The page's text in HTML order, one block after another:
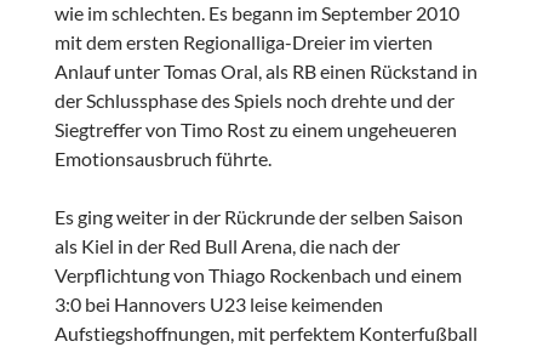
wie im schlechten. Es begann im September 2010
mit dem ersten Regionalliga-Dreier im vierten
Anlauf unter Tomas Oral, als RB einen Rückstand in
der Schlussphase des Spiels noch drehte und der
Siegtreffer von Timo Rost zu einem ungeheueren
Emotionsausbruch führte.
Es ging weiter in der Rückrunde der selben Saison
als Kiel in der Red Bull Arena, die nach der
Verpflichtung von Thiago Rockenbach und einem
3:0 bei Hannovers U23 leise keimenden
Aufstiegshoffnungen, mit perfektem Konterfußball